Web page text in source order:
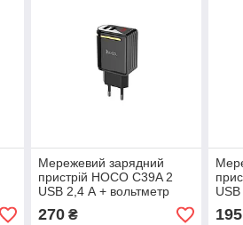
Мережевий зарядний
пристрій HOCO С39A 2
USB 2,4 А + вольтметр
270₴ 195